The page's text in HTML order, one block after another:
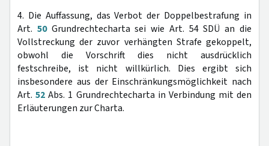
4. Die Auffassung, das Verbot der Doppelbestrafung in
Art. 50Grundrechtecharta sei wie Art. 54 SDÜ an die
Vollstreckung der zuvor verhängten Strafe gekoppelt,
obwohl die Vorschrift dies nicht ausdrücklich
festschreibe, ist nicht willkürlich. Dies ergibt sich
insbesondere aus der Einschränkungsmöglichkeit nach
Art.52 Abs. 1 Grundrechtecharta in Verbindung mit den
Erläuterungen zur Charta.